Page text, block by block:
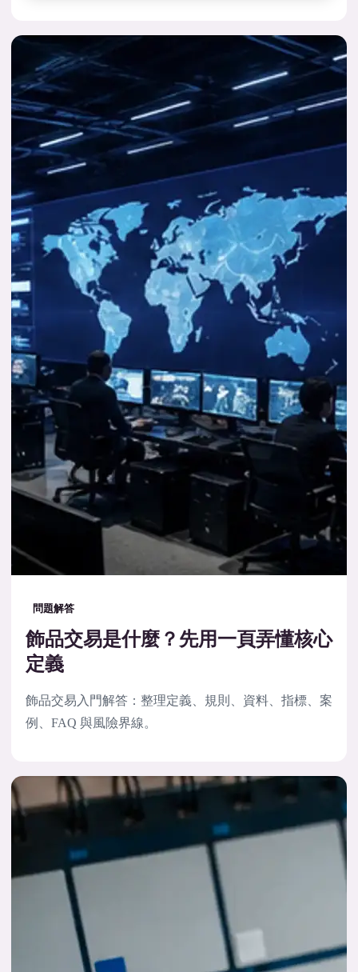
問題解答
飾品交易是什麼？先用一頁弄懂核心
定義
飾品交易入門解答：整理定義、規則、資料、指標、案
例、FAQ 與風險界線。